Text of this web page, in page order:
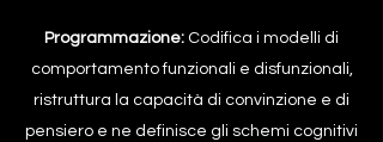
Programmazione: Codifica i modelli di
comportamento funzionali e disfunzionali,
ristruttura la capacità di convinzione e di
pensiero e ne definisce gli schemi cognitivi